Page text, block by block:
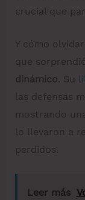
crucial que
Y cómo
que
dinámico. Su
las defensas
mostrando
lo llevaron a
perdidos.
Leer más